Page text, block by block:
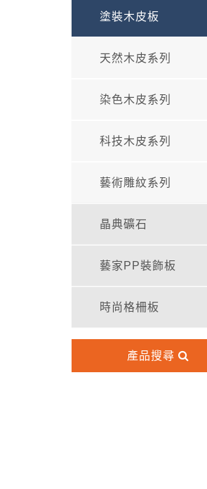
塗裝木皮板
天然木皮系列
染色木皮系列
科技木皮系列
藝術雕紋系列
晶典礦石
藝家PP裝飾板
時尚格柵板
產品搜尋